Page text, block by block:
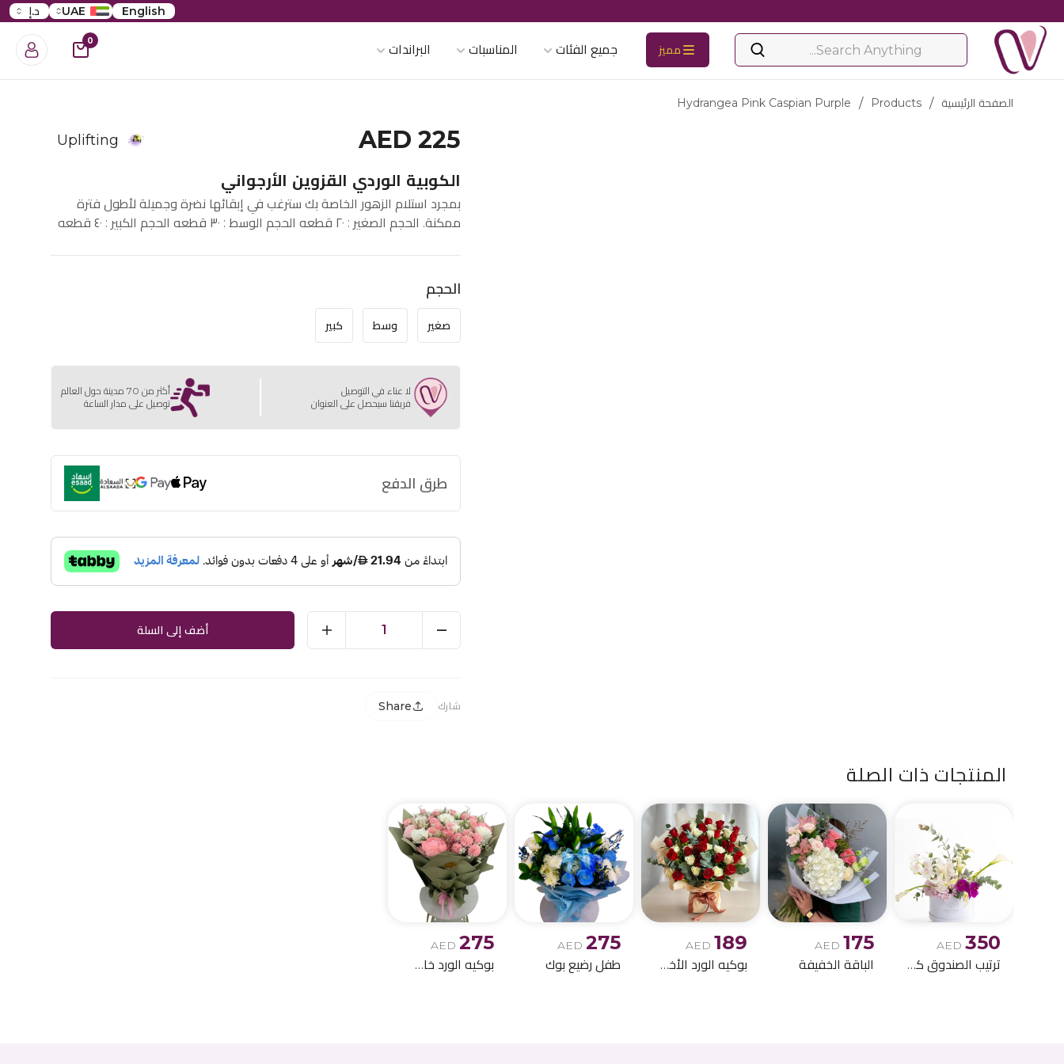
English
UAE د.إ
مميز جميع الفئات المناسبات البراندات
0
الصفحة الرئيسية /
Products
/
Hydrangea Pink Caspian Purple
AED 225
Uplifting
الكوبية الوردي القزوين الأرجواني
بمجرد استلام الزهور الخاصة بك سترغب في إبقائها نضرة وجميلة لأطول فترة
ممكنة. الحجم الصغير : ٢٠ قطعه الحجم الوسط : ٣٠ قطعه الحجم الكبير : ٤٠ قطعه
الحجم
صغير وسط كبير
لا عناء في التوصيل
فريقنا سيحصل على العنوان
أكثر من 70 مدينة حول العالم
توصيل على مدار الساعة
طرق الدفع
1 أضف إلى السلة
شارك Share
المنتجات ذات الصلة
AED 350
ترتيب الصندوق كالا ليلي
AED 175
الباقة الخفيفة
AED 189
بوكيه الورد الأخمر والابيض
AED 275
طفل رضيع بوك
AED 275
بوكيه الورد خاص اصطناعي